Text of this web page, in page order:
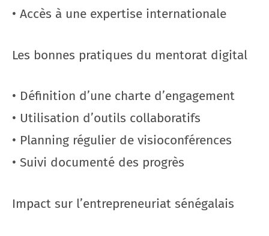
• Accès à une expertise internationale
Les bonnes pratiques du mentorat digital
• Définition d’une charte d’engagement
• Utilisation d’outils collaboratifs
• Planning régulier de visioconférences
• Suivi documenté des progrès
Impact sur l’entrepreneuriat sénégalais